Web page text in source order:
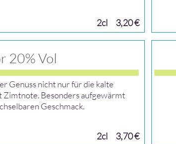
2cl 3,20 €
20% Vol
Genuss nicht nur für die kalte
Besonders aufgewärmt
Geschmack.
2cl 3,70 €